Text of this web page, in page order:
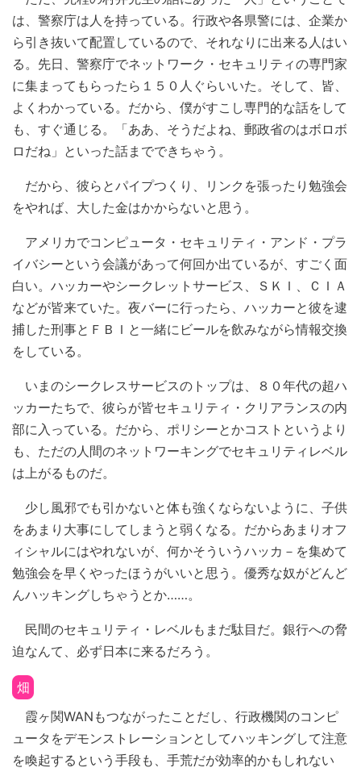
は、警察庁は人を持っている。行政や各県警には、企業か
ら引き抜いて配置しているので、それなりに出来る人はい
る。先日、警察庁でネットワーク・セキュリティの専門家
に集まってもらったら１５０人ぐらいいた。そして、皆、
よくわかっている。だから、僕がすこし専門的な話をして
も、すぐ通じる。「ああ、そうだよね、郵政省のはボロボ
ロだね」といった話までできちゃう。
だから、彼らとパイプつくり、リンクを張ったり勉強会
をやれば、大した金はかからないと思う。
アメリカでコンピュータ・セキュリティ・アンド・プラ
イバシーという会議があって何回か出ているが、すごく面
白い。ハッカーやシークレットサービス、ＳＫＩ、ＣＩＡ
などが皆来ていた。夜バーに行ったら、ハッカーと彼を逮
捕した刑事とＦＢＩと一緒にビールを飲みながら情報交換
をしている。
いまのシークレスサービスのトップは、８０年代の超ハ
ッカーたちで、彼らが皆セキュリティ・クリアランスの内
部に入っている。だから、ポリシーとかコストというより
も、ただの人間のネットワーキングでセキュリティレベル
は上がるものだ。
少し風邪でも引かないと体も強くならないように、子供
をあまり大事にしてしまうと弱くなる。だからあまりオフ
ィシャルにはやれないが、何かそういうハッカ－を集めて
勉強会を早くやったほうがいいと思う。優秀な奴がどんど
んハッキングしちゃうとか……。
民間のセキュリティ・レベルもまだ駄目だ。銀行への脅
迫なんて、必ず日本に来るだろう。
畑
霞ヶ関WANもつながったことだし、行政機関のコンピ
ュータをデモンストレーションとしてハッキングして注意
を喚起するという手段も、手荒だが効率的かもしれない